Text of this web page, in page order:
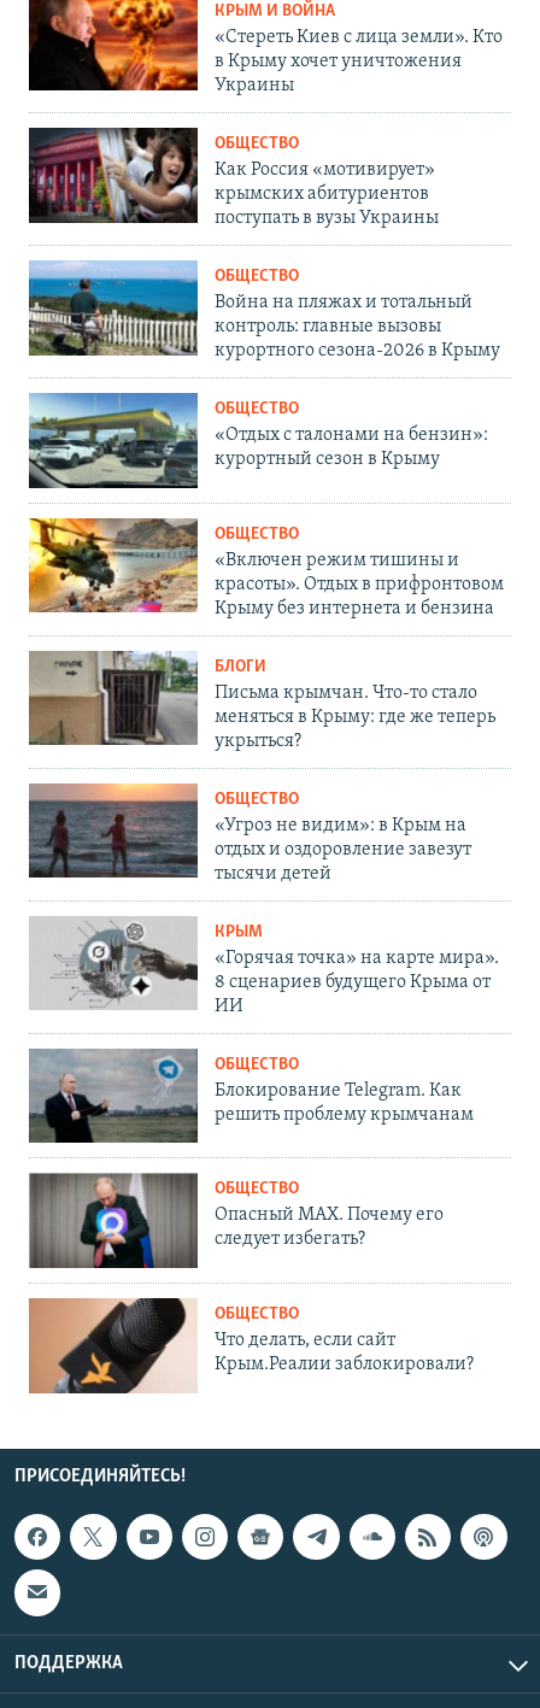
КРЫМ И ВОЙНА
«Стереть Киев с лица земли». Кто
в Крыму хочет уничтожения
Украины
ОБЩЕСТВО
Как Россия «мотивирует»
крымских абитуриентов
поступать в вузы Украины
ОБЩЕСТВО
Война на пляжах и тотальный
контроль: главные вызовы
курортного сезона-2026 в Крыму
ОБЩЕСТВО
«Отдых с талонами на бензин»:
курортный сезон в Крыму
ОБЩЕСТВО
«Включен режим тишины и
красоты». Отдых в прифронтовом
Крыму без интернета и бензина
БЛОГИ
Письма крымчан. Что-то стало
меняться в Крыму: где же теперь
укрыться?
ОБЩЕСТВО
«Угроз не видим»: в Крым на
отдых и оздоровление завезут
тысячи детей
КРЫМ
«Горячая точка» на карте мира».
8 сценариев будущего Крыма от
ИИ
ОБЩЕСТВО
Блокирование Telegram. Как
решить проблему крымчанам
ОБЩЕСТВО
Опасный MAX. Почему его
следует избегать?
ОБЩЕСТВО
Что делать, если сайт
Крым.Реалии заблокировали?
ПРИСОЕДИНЯЙТЕСЬ!
ПОДДЕРЖКА